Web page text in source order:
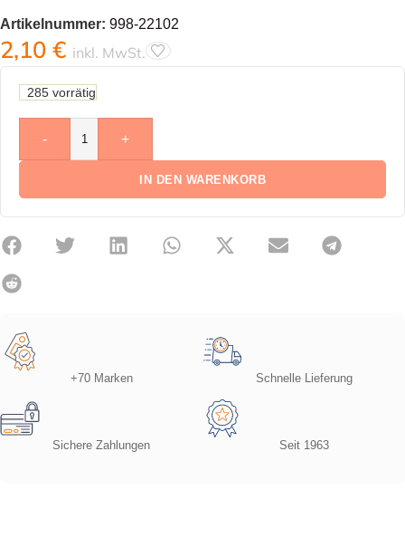
Artikelnummer: 998-22102
2,10 € inkl. MwSt.
285 vorrätig
- +
IN DEN WARENKORB
+70 Marken Schnelle Lieferung
Sichere Zahlungen Seit 1963